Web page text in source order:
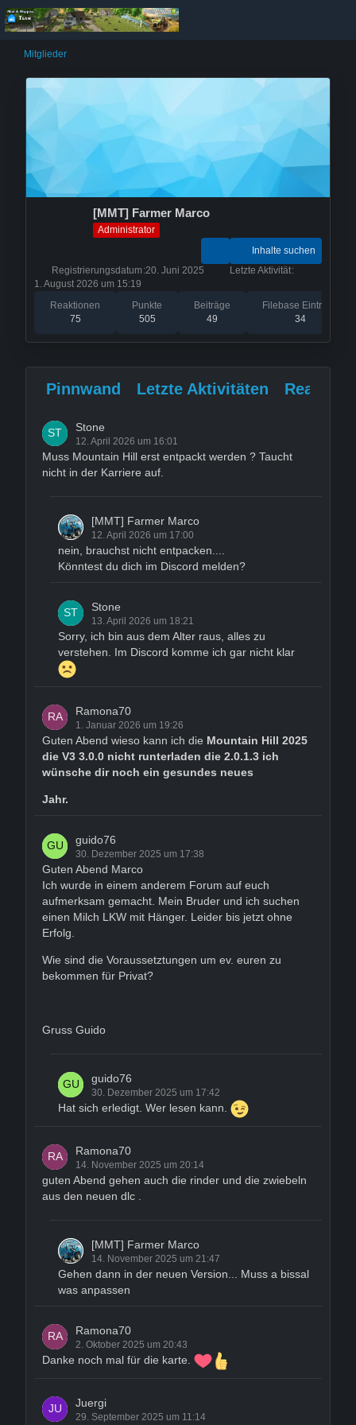
Mitglieder
[MMT] Farmer Marco
Administrator
Reaktionen
75
Punkte
505
Beiträge
49
Filebase Einträge
34
Inhalte suchen
Registrierungsdatum 20. Juni 2025
Letzte Aktivität
1. August 2026 um 15:19
Pinnwand Letzte Aktivitäten
Stone
12. April 2026 um 16:01
Muss Mountain Hill erst entpackt werden ? Taucht
nicht in der Karriere auf.
[MMT] Farmer Marco
12. April 2026 um 17:00
nein, brauchst nicht entpacken....
Könntest du dich im Discord melden?
Stone
13. April 2026 um 18:21
Sorry, ich bin aus dem Alter raus, alles zu
verstehen. Im Discord komme ich gar nicht klar
Ramona70
1. Januar 2026 um 19:26
Guten Abend wieso kann ich die Mountain Hill 2025
die V3 3.0.0 nicht runterladen die 2.0.1.3 ich
wünsche dir noch ein gesundes neues
Jahr.
guido76
30. Dezember 2025 um 17:38
Guten Abend Marco
Ich wurde in einem anderem Forum auf euch
aufmerksam gemacht. Mein Bruder und ich suchen
einen Milch LKW mit Hänger. Leider bis jetzt ohne
Erfolg.
Wie sind die Voraussetztungen um ev. euren zu
bekommen für Privat?
Gruss Guido
guido76
30. Dezember 2025 um 17:42
Hat sich erledigt. Wer lesen kann.
Ramona70
14. November 2025 um 20:14
guten Abend gehen auch die rinder und die zwiebeln
aus den neuen dlc .
[MMT] Farmer Marco
14. November 2025 um 21:47
Gehen dann in der neuen Version... Muss a bissal
was anpassen
Ramona70
2. Oktober 2025 um 20:43
Danke noch mal für die karte.
Juergi
29. September 2025 um 11:14